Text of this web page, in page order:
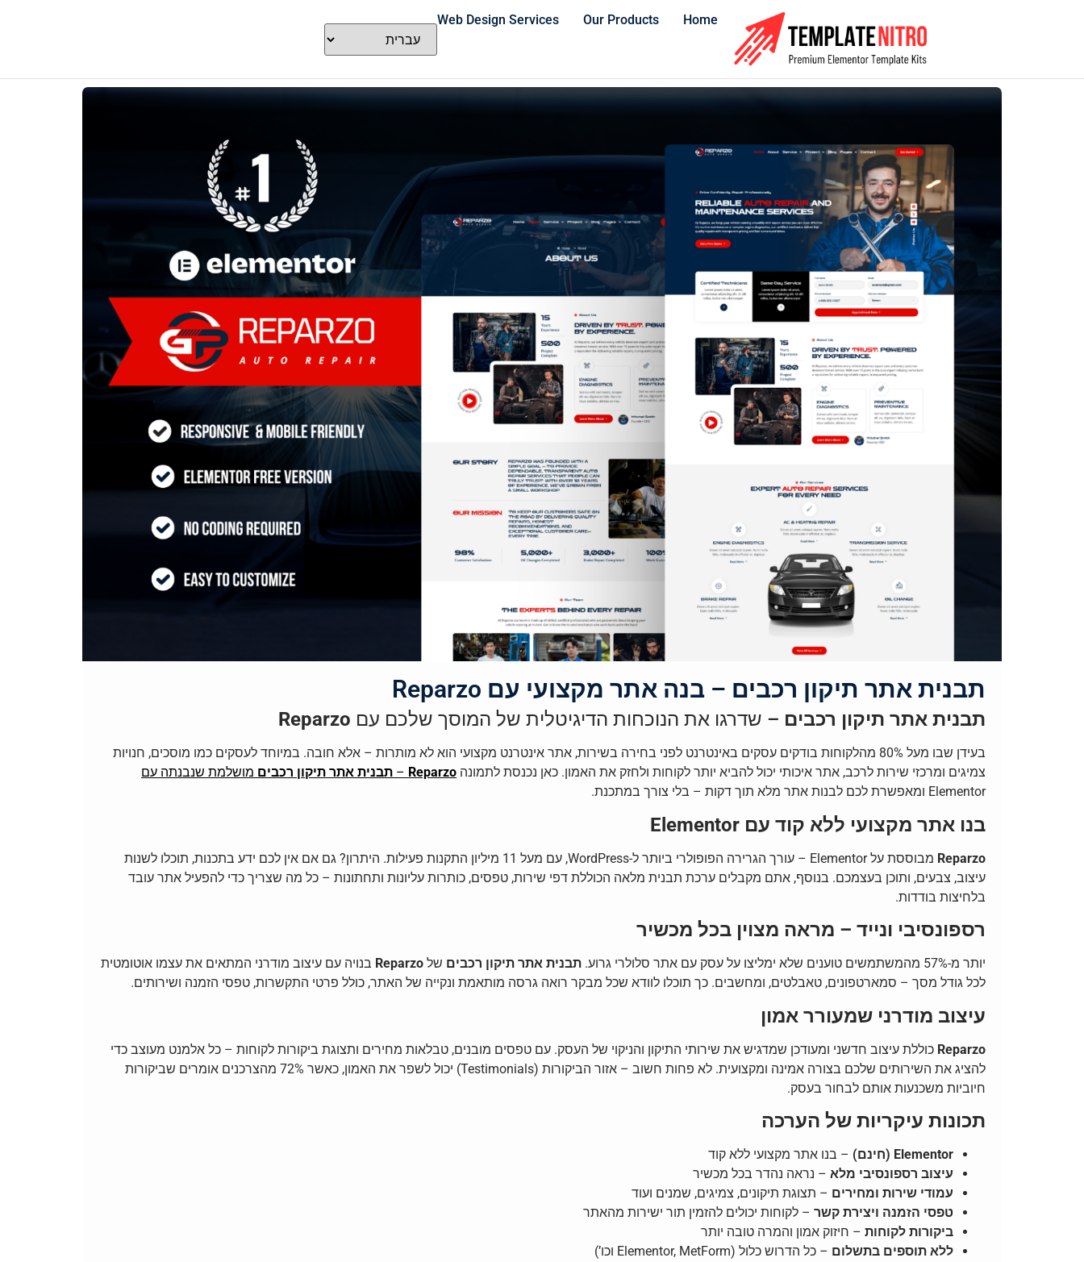
Home
Our Products
Web Design Services
תבנית אתר תיקון רכבים – בנה אתר מקצועי עם Reparzo
תבנית אתר תיקון רכבים – שדרגו את הנוכחות הדיגיטלית של המוסך שלכם עם Reparzo
בעידן שבו מעל 80% מהלקוחות בודקים עסקים באינטרנט לפני בחירה בשירות, אתר אינטרנט מקצועי הוא לא מותרות – אלא חובה. במיוחד לעסקים כמו מוסכים, חנויות
צמיגים ומרכזי שירות לרכב, אתר איכותי יכול להביא יותר לקוחות ולחזק את האמון. כאן נכנסת לתמונה Reparzo
– תבנית אתר תיקון רכבים מושלמת שנבנתה עם
Elementor ומאפשרת לכם לבנות אתר מלא תוך דקות – בלי צורך במתכנת.
בנו אתר מקצועי ללא קוד עם Elementor
Reparzo
מבוססת על Elementor – עורך הגרירה הפופולרי ביותר ל-WordPress, עם מעל 11 מיליון התקנות פעילות. היתרון? גם אם אין לכם ידע בתכנות, תוכלו לשנות
עיצוב, צבעים, ותוכן בעצמכם. בנוסף, אתם מקבלים ערכת תבנית מלאה הכוללת דפי שירות, טפסים, כותרות עליונות ותחתונות – כל מה שצריך כדי להפעיל אתר עובד
בלחיצות בודדות.
רספונסיבי ונייד – מראה מצוין בכל מכשיר
יותר מ-57% מהמשתמשים טוענים שלא ימליצו על עסק עם אתר סלולרי גרוע. תבנית אתר תיקון רכבים של Reparzo בנויה עם עיצוב מודרני המתאים את עצמו אוטומטית
לכל גודל מסך – סמארטפונים, טאבלטים, ומחשבים. כך תוכלו לוודא שכל מבקר רואה גרסה מותאמת ונקייה של האתר, כולל פרטי התקשרות, טפסי הזמנה ושירותים.
עיצוב מודרני שמעורר אמון
Reparzo כוללת עיצוב חדשני ומעודכן שמדגיש את שירותי התיקון והניקוי של העסק. עם טפסים מובנים, טבלאות מחירים ותצוגת ביקורות לקוחות – כל אלמנט מעוצב כדי
להציג את השירותים שלכם בצורה אמינה ומקצועית. לא פחות חשוב – אזור הביקורות (Testimonials) יכול לשפר את האמון, כאשר 72% מהצרכנים אומרים שביקורות
חיוביות משכנעות אותם לבחור בעסק.
תכונות עיקריות של הערכה
Elementor (חינם)
– בנו אתר מקצועי ללא קוד
עיצוב רספונסיבי מלא – נראה נהדר בכל מכשיר
עמודי שירות ומחירים – תצוגת תיקונים, צמיגים, שמנים ועוד
טפסי הזמנה ויצירת קשר – לקוחות יכולים להזמין תור ישירות מהאתר
ביקורות לקוחות – חיזוק אמון והמרה טובה יותר
ללא תוספים בתשלום – כל הדרוש כלול (Elementor, MetForm וכו’)